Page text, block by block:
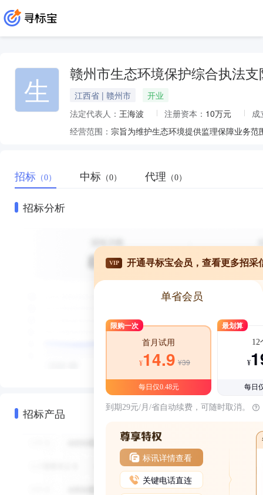
生 赣州市生态环境保护综合执法支
江西省 | 赣州市
开业
法定代表人： 王海波 注册资本： 10万元
成
经营范围： 宗旨为维护生态环境提供监理保障业务
招标 （0） 中标 （0） 代理 （0）
招标分析
招标产品
VIP 开通寻标宝会员，查看更多招采
单省会员
限购一次
首月试用
¥14.9 ¥39
每日仅0.48元
最划算
12
¥
每日
到期29元/月/省自动续费，可随时取消。
标讯详情查看
关键电话直连